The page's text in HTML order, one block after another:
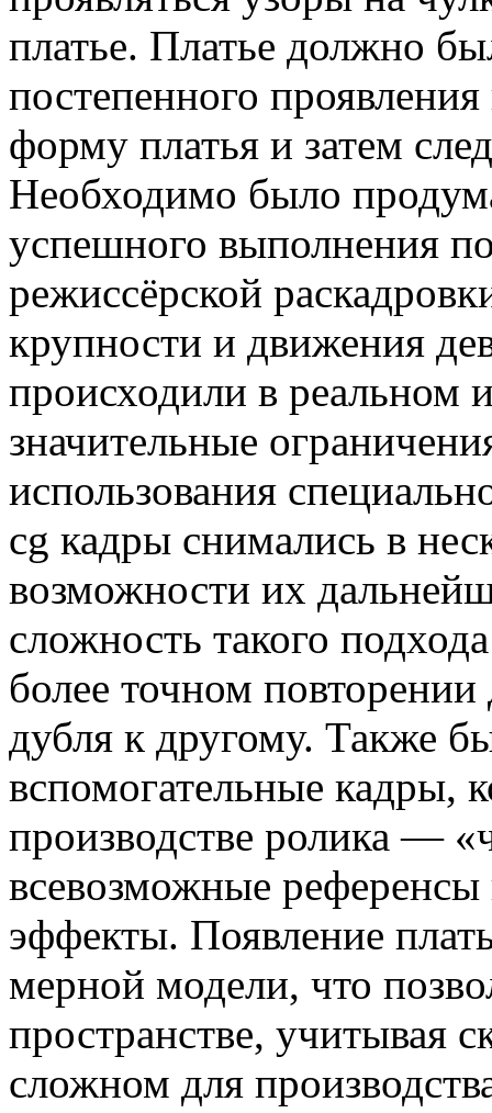
платье. Платье должно
постепенного
форму платья и затем
Необходимо было
успешного выполнения
режиссёрской
крупности и движения
происходили в реальном
значительные
использования
cg кадры снимались в
возможности их
сложность такого
более точном
дубля к другому. Также
вспомогательные кадры,
производстве ролика —
всевозможные
эффекты. Появление
мерной модели, что
пространстве, учитывая
сложном для